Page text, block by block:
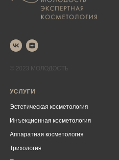
© 2023 МОЛОДОСТЬ
УСЛУГИ
Эстетическая косметология
Инъекционная косметология
Аппаратная косметология
Трихология